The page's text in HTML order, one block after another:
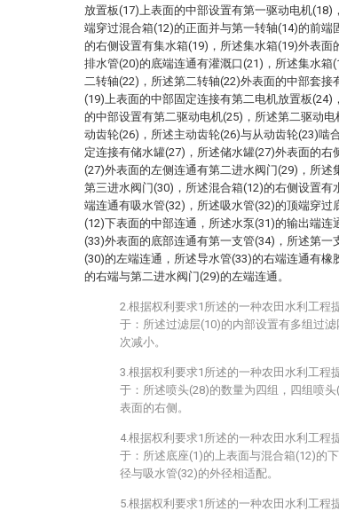
放置板(17)上表面的中部设置有第一驱动电机(18)
端穿过混合箱(12)的正面并与第一转轴(14)的前端
的右侧设置有集水箱(19)，所述集水箱(19)外表面
排水管(20)的底端连通有灌溉口(21)，所述集水箱
二转轴(22)，所述第二转轴(22)外表面的中部套接
(19)上表面的中部固定连接有第二电机放置板(24)
的中部设置有第二驱动电机(25)，所述第二驱动
动齿轮(26)，所述主动齿轮(26)与从动齿轮(23)啮
定连接有储水罐(27)，所述储水罐(27)外表面的右
(27)外表面的左侧连通有第二进水阀门(29)，所述
第三进水阀门(30)，所述混合箱(12)的右侧设置有
端连通有吸水管(32)，所述吸水管(32)的顶端穿过
(12)下表面的中部连通，所述水泵(31)的输出端连
(33)外表面的底部连通有第一支管(34)，所述第一
(30)的左端连通，所述导水管(33)的右端连通有橡
的右端与第二进水阀门(29)的左端连通。
2.根据权利要求1所述的一种农田水利工程
于：所述过滤层(10)的内部设置有多组过
次减小。
3.根据权利要求1所述的一种农田水利工程
于：所述喷头(28)的数量为四组，四组喷
表面的右侧。
4.根据权利要求1所述的一种农田水利工程
于：所述底座(1)的上表面与混合箱(12)的
径与吸水管(32)的外径相适配。
5.根据权利要求1所述的一种农田水利工程